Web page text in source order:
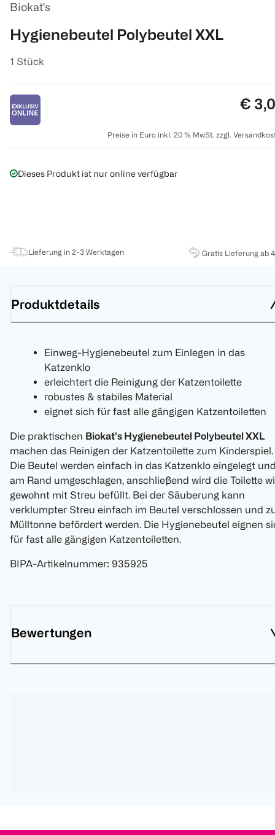
Biokat's
Hygienebeutel Polybeutel XXL
1 Stück
€
Preise in Euro inkl. 20 % MwSt. zzgl.
Dieses Produkt ist nur online verfügbar
Lieferung in 2-3 Werktagen Gratis Lieferung ab
Produktdetails
Einweg-Hygienebeutel zum Einlegen in das
Katzenklo
erleichtert die Reinigung der Katzentoilette
robustes & stabiles Material
eignet sich für fast alle gängigen Katzentoiletten
Die praktischen Biokat’s Hygienebeutel Polybeutel XXL
machen das Reinigen der Katzentoilette zum Kinderspiel.
Die Beutel werden einfach in das Katzenklo eingelegt
am Rand umgeschlagen, anschließend wird die Toilette
gewohnt mit Streu befüllt. Bei der Säuberung kann
verklumpter Streu einfach im Beutel verschlossen und
Mülltonne befördert werden. Die Hygienebeutel eignen
für fast alle gängigen Katzentoiletten.
BIPA-Artikelnummer: 935925
Bewertungen